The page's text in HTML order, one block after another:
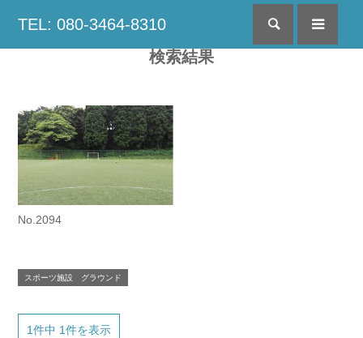
TEL: 080-3464-8310 検索
検索結果
No.2094
スポーツ施設 グラウンド
1件中 1件を表示